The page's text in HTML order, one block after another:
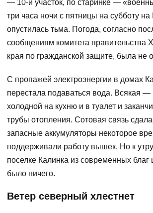
— 10-й участок, по старинке —
три часа ночи с пятницы на субботу на
опустилась тьма. Погода, согласно
сообщениям комитета правительства
края по гражданской защите, была не
С пропажей электроэнергии в домах
перестала подаваться вода. Всякая —
холодной на кухню и в туалет и
трубы отопления. Сотовая связь
запасные аккумуляторы некоторое
поддерживали работу вышек. Но к
поселке Калинка из современных благ
было ничего.
Ветер северный хлестнет